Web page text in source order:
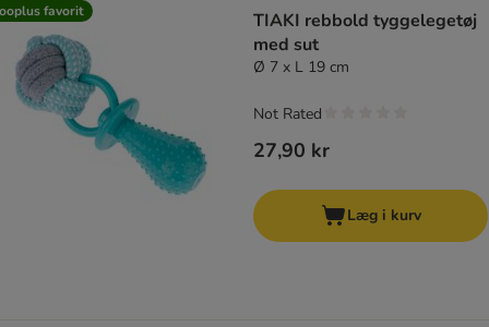
favorit
TIAKI rebbold tyggelegetøj
med sut
Ø 7 x L 19 cm
27,90 kr
Not Rated
Læg i kurv